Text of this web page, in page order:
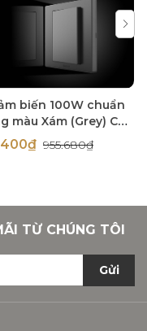
biến 100W chuẩn
màu Xám (Grey) Cao
S5 S5910-61
955.680₫
TỪ CHÚNG TÔI
Gửi